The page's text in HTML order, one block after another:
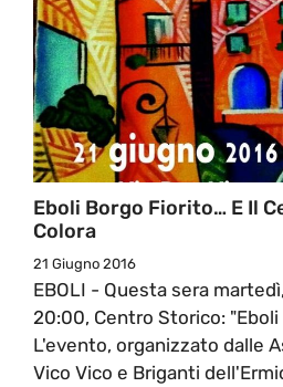
Eboli Borgo Fiorito… E Il
Colora
21 Giugno 2016
EBOLI - Questa sera
20:00, Centro Storico:
L'evento, organizzato dalle
Vico Vico e Briganti